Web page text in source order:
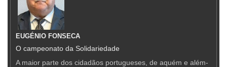
EUGÉNIO FONSECA
O campeonato da Solidariedade
A maior parte dos cidadãos portugueses, de aquém e além-